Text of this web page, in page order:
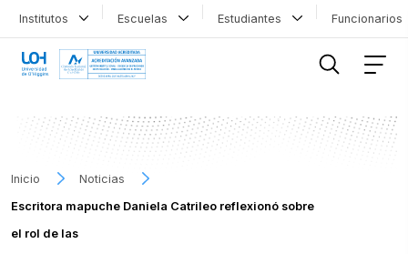
Institutos Escuelas Estudiantes
Inicio
Noticias
Escritora mapuche Daniela Catrileo reflexionó sobre
el rol de las